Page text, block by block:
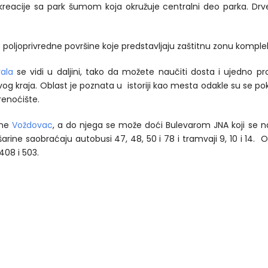
sa park šumom koja okružuje centralni deo parka.
površine koje predstavljaju zaštitnu zonu
se vidi u daljini, tako da možete naučiti dosta i ujedno
kraja. Oblast je poznata u istoriji kao mesta odakle su se
Voždovac, a do njega se može doći Bulevarom JNA koji se
saobraćaju autobusi 47, 48, 50 i 78 i tramvaji 9, 10 i 14.
i 503.